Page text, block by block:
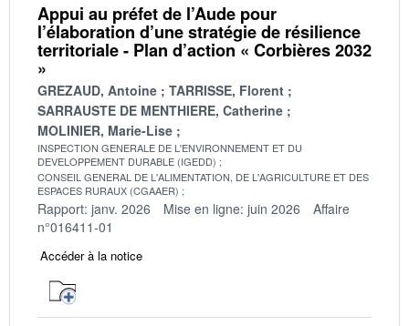
Appui au préfet de l’Aude pour
l’élaboration d’une stratégie de résilience
territoriale - Plan d’action « Corbières 2032
»
GREZAUD, Antoine
TARRISSE, Florent
SARRAUSTE DE MENTHIERE, Catherine
MOLINIER, Marie-Lise
INSPECTION GENERALE DE L'ENVIRONNEMENT ET DU
DEVELOPPEMENT DURABLE (IGEDD)
CONSEIL GENERAL DE L'ALIMENTATION, DE L'AGRICULTURE ET DES
ESPACES RURAUX (CGAAER)
Rapport: janv. 2026 Mise en ligne: juin 2026
Affaire
n°016411-01
Accéder à la notice